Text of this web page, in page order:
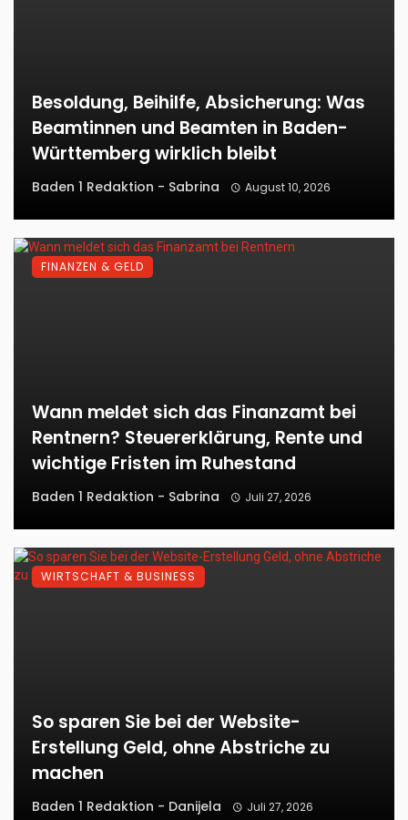
Besoldung, Beihilfe, Absicherung: Was
Beamtinnen und Beamten in Baden-
Württemberg wirklich bleibt
Baden 1 Redaktion - Sabrina August 10, 2026
Wann meldet sich das Finanzamt bei
Rentnern? Steuererklärung, Rente und
wichtige Fristen im Ruhestand
Baden 1 Redaktion - Sabrina Juli 27, 2026
FINANZEN & GELD
So sparen Sie bei der Website-
Erstellung Geld, ohne Abstriche zu
machen
Baden 1 Redaktion - Danijela Juli 27, 2026
WIRTSCHAFT & BUSINESS